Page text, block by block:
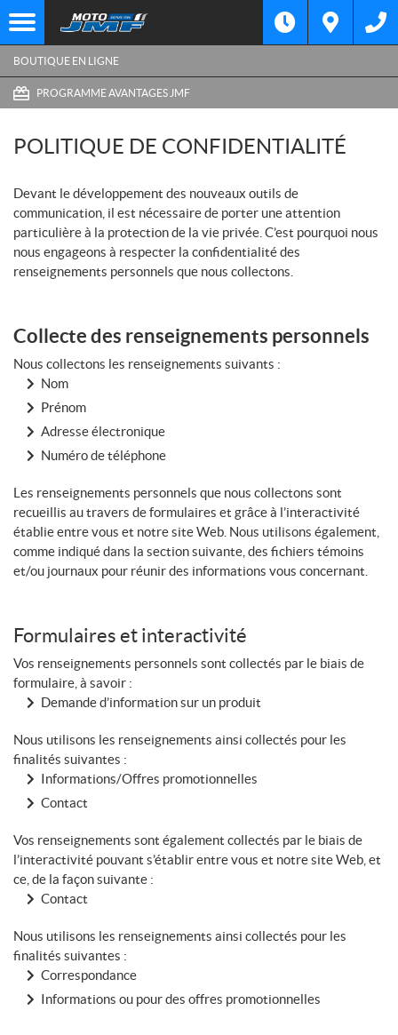
BOUTIQUE EN LIGNE
PROGRAMME AVANTAGES JMF
POLITIQUE DE CONFIDENTIALITÉ
Devant le développement des nouveaux outils de
communication, il est nécessaire de porter une attention
particulière à la protection de la vie privée. C’est pourquoi nous
nous engageons à respecter la confidentialité des
renseignements personnels que nous collectons.
Collecte des renseignements personnels
Nous collectons les renseignements suivants :
Nom
Prénom
Adresse électronique
Numéro de téléphone
Les renseignements personnels que nous collectons sont
recueillis au travers de formulaires et grâce à l’interactivité
établie entre vous et notre site Web. Nous utilisons également,
comme indiqué dans la section suivante, des fichiers témoins
et/ou journaux pour réunir des informations vous concernant.
Formulaires et interactivité
Vos renseignements personnels sont collectés par le biais de
formulaire, à savoir :
Demande d’information sur un produit
Nous utilisons les renseignements ainsi collectés pour les
finalités suivantes :
Informations/Offres promotionnelles
Contact
Vos renseignements sont également collectés par le biais de
l’interactivité pouvant s’établir entre vous et notre site Web, et
ce, de la façon suivante :
Contact
Nous utilisons les renseignements ainsi collectés pour les
finalités suivantes :
Correspondance
Informations ou pour des offres promotionnelles